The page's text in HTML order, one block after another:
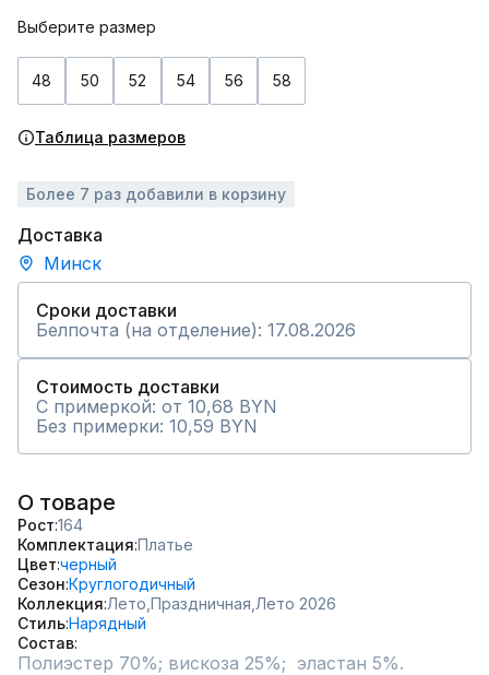
Выберите размер
48 50 52 54 56 58
Таблица размеров
Более 7 раз добавили в корзину
Доставка
Минск
Сроки доставки
Белпочта (на отделение): 17.08.2026
Стоимость доставки
С примеркой: от 10,68 BYN
Без примерки: 10,59 BYN
О товаре
Рост 164
Комплектация Платье
Цвет черный
Сезон Круглогодичный
Коллекция Лето, Праздничная, Лето 2026
СтильНарядный
Состав
Полиэстер 70%; вискоза 25%;  эластан 5%.